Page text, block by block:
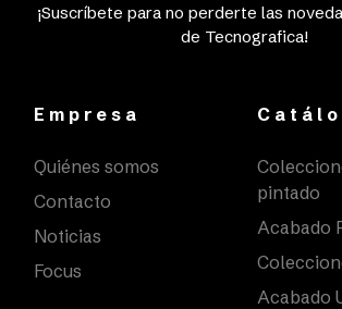
¡Suscríbete para no perderte las
de Tecnografica!
Empresa
Quiénes somos
Contacto
Noticias
Focus
pintado
Acabado
Acabado